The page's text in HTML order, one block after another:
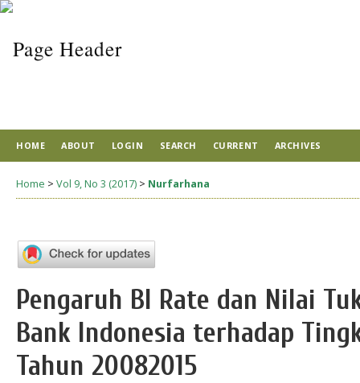
HOME ABOUT LOGIN SEARCH CURRENT ARCHIVES
Home > Vol 9, No 3 (2017) > Nurfarhana
Pengaruh BI Rate dan Nilai
Bank Indonesia terhadap
Tahun 20082015